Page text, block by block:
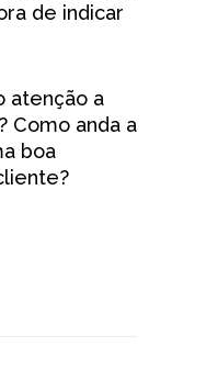
de indicar
atenção a
Como anda a
boa